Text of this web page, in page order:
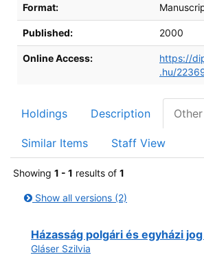
Format:
Published: 2000
Online Access:
https://
.hu/
Holdings Description
Similar Items Staff View
Showing 1 - 1 results of 1
Show all versions (2)
Házasság polgári és egyházi
Gláser Szilvia